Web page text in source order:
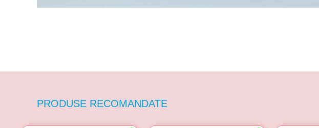
PRODUSE RECOMANDATE